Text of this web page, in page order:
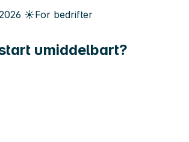
☀️For bedrifter
umiddelbart?